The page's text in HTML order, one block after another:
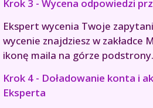
Krok 3 - Wycena odpowiedzi
Ekspert wycenia Twoje
wycenie znajdziesz w zakładce
ikonę maila na górze podstrony.
Krok 4 - Doładowanie konta i
Eksperta